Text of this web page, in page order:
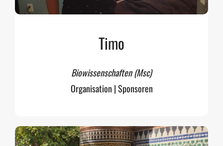
Timo
Biowissenschaften (Msc)
Organisation | Sponsoren